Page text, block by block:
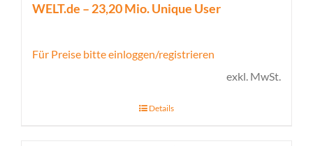
WELT.de – 23,20 Mio. Unique User
Für Preise bitte einloggen/registrieren
exkl. MwSt.
Details